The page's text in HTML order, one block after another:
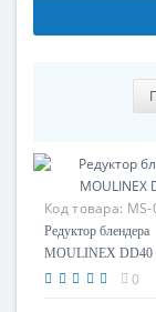
Код товара:
Редуктор блендера
MOULINEX DD40
0